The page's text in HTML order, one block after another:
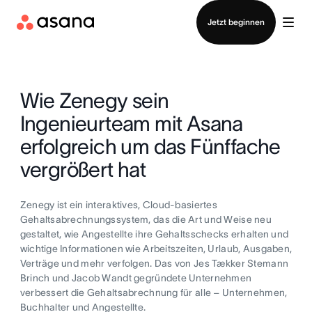
Jetzt beginnen
Vertrieb kontaktieren
Wie Zenegy sein
Ingenieurteam mit Asana
erfolgreich um das Fünffache
vergrößert hat
Zenegy ist ein interaktives, Cloud-basiertes
Gehaltsabrechnungssystem, das die Art und Weise neu
gestaltet, wie Angestellte ihre Gehaltsschecks erhalten und
wichtige Informationen wie Arbeitszeiten, Urlaub, Ausgaben,
Verträge und mehr verfolgen. Das von Jes Tækker Stemann
Brinch und Jacob Wandt gegründete Unternehmen
verbessert die Gehaltsabrechnung für alle – Unternehmen,
Buchhalter und Angestellte.